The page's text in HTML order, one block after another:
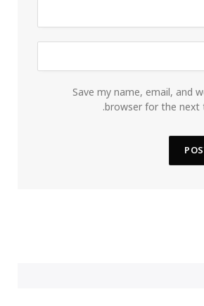
Save my name, email, and
browser for the